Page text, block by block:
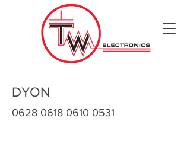
DYON
0628 0618 0610 0531